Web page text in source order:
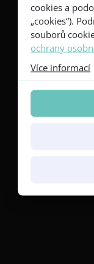
cookies a
„cookies“).
souborů
ochrany
Více informací